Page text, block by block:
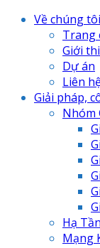
Về chúng tôi
Trang
Giới
Dự án
Liên
Giải pháp,
Nhóm
Hạ
Mạng